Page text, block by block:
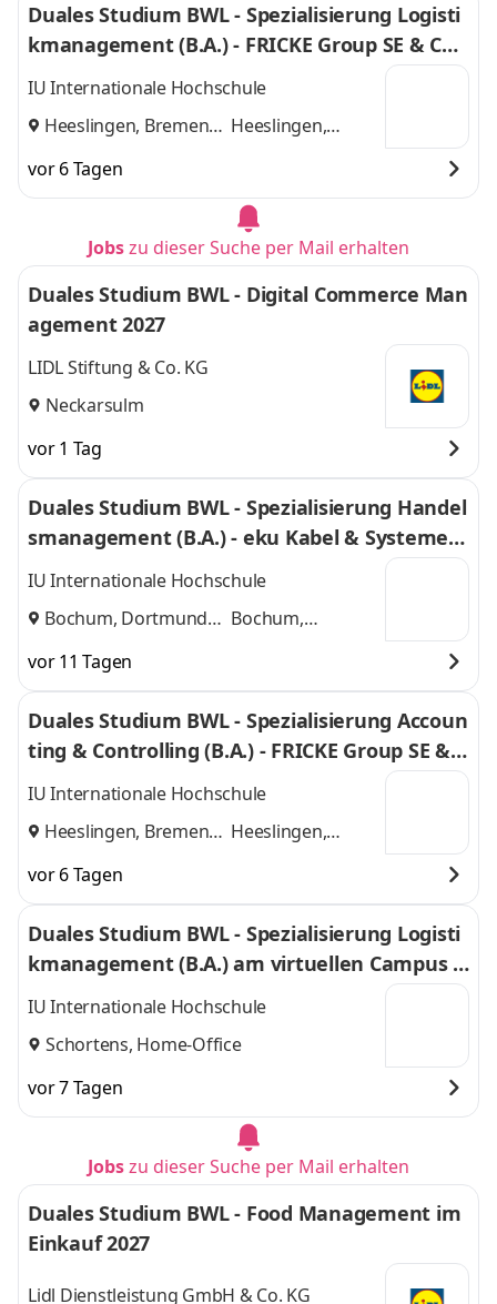
Duales Studium BWL - Spezialisierung Logisti
kmanagement (B.A.) - FRICKE Group SE & Co.
KG
IU Internationale Hochschule
Heeslingen, Bremen
Heeslingen,
vor 6 Tagen
Jobszu dieser Suche per Mail erhalten
Duales Studium BWL - Digital Commerce Man
agement 2027
LIDL Stiftung & Co. KG
Neckarsulm
vor 1 Tag
Duales Studium BWL - Spezialisierung Handel
smanagement (B.A.) - eku Kabel & Systeme G
mbH & Co. KG
IU Internationale Hochschule
Bochum, Dortmund
Bochum,
vor 11 Tagen
Duales Studium BWL - Spezialisierung Accoun
ting & Controlling (B.A.) - FRICKE Group SE & C
o. KG
IU Internationale Hochschule
Heeslingen, Bremen
Heeslingen,
vor 6 Tagen
Duales Studium BWL - Spezialisierung Logisti
kmanagement (B.A.) am virtuellen Campus -
Nordfrost GmbH & Co. KG
IU Internationale Hochschule
Schortens, Home-Office
vor 7 Tagen
Jobszu dieser Suche per Mail erhalten
Duales Studium BWL - Food Management im
Einkauf 2027
Lidl Dienstleistung GmbH & Co. KG